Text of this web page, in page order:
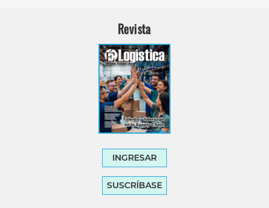
Revista
INGRESAR
SUSCRÍBASE